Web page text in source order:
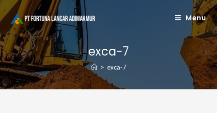
Skip
to
content
Menu
exca-7
> exca-7